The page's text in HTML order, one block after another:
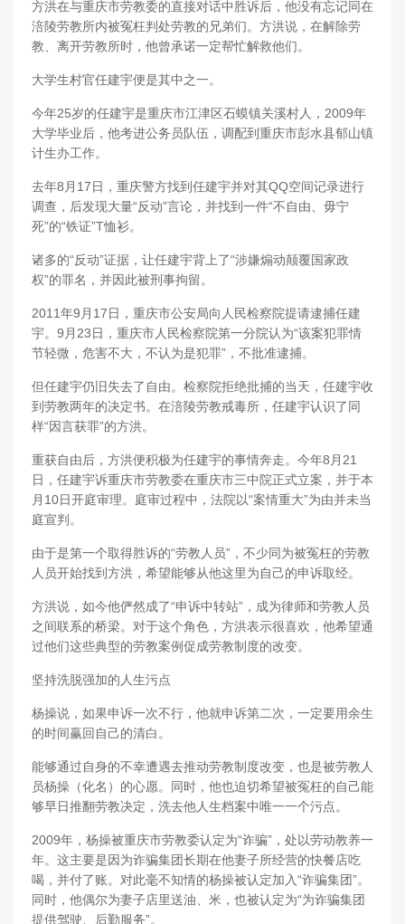
方洪在与重庆市劳教委的直接对话中胜诉后，他没有忘记同在
涪陵劳教所内被冤枉判处劳教的兄弟们。方洪说，在解除劳
教、离开劳教所时，他曾承诺一定帮忙解救他们。
大学生村官任建宇便是其中之一。
今年25岁的任建宇是重庆市江津区石蟆镇关溪村人，2009年
大学毕业后，他考进公务员队伍，调配到重庆市彭水县郁山镇
计生办工作。
去年8月17日，重庆警方找到任建宇并对其QQ空间记录进行
调查，后发现大量“反动”言论，并找到一件“不自由、毋宁
死”的“铁证”T恤衫。
诸多的“反动”证据，让任建宇背上了“涉嫌煽动颠覆国家政
权”的罪名，并因此被刑事拘留。
2011年9月17日，重庆市公安局向人民检察院提请逮捕任建
宇。9月23日，重庆市人民检察院第一分院认为“该案犯罪情
节轻微，危害不大，不认为是犯罪”，不批准逮捕。
但任建宇仍旧失去了自由。检察院拒绝批捕的当天，任建宇收
到劳教两年的决定书。在涪陵劳教戒毒所，任建宇认识了同
样“因言获罪”的方洪。
重获自由后，方洪便积极为任建宇的事情奔走。今年8月21
日，任建宇诉重庆市劳教委在重庆市三中院正式立案，并于本
月10日开庭审理。庭审过程中，法院以“案情重大”为由并未当
庭宣判。
由于是第一个取得胜诉的“劳教人员”，不少同为被冤枉的劳教
人员开始找到方洪，希望能够从他这里为自己的申诉取经。
方洪说，如今他俨然成了“申诉中转站”，成为律师和劳教人员
之间联系的桥梁。对于这个角色，方洪表示很喜欢，他希望通
过他们这些典型的劳教案例促成劳教制度的改变。
坚持洗脱强加的人生污点
杨操说，如果申诉一次不行，他就申诉第二次，一定要用余生
的时间赢回自己的清白。
能够通过自身的不幸遭遇去推动劳教制度改变，也是被劳教人
员杨操（化名）的心愿。同时，他也迫切希望被冤枉的自己能
够早日推翻劳教决定，洗去他人生档案中唯一一个污点。
2009年，杨操被重庆市劳教委认定为“诈骗”，处以劳动教养一
年。这主要是因为诈骗集团长期在他妻子所经营的快餐店吃
喝，并付了账。对此毫不知情的杨操被认定加入“诈骗集团”。
同时，他偶尔为妻子店里送油、米，也被认定为“为诈骗集团
提供驾驶、后勤服务”。